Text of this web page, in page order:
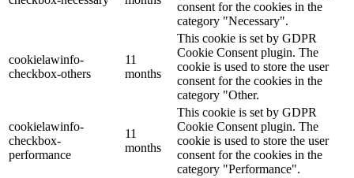
consent for the cookies in the
category "Necessary".
cookielawinfo-
checkbox-others
11
months
This cookie is set by GDPR
Cookie Consent plugin. The
cookie is used to store the user
consent for the cookies in the
category "Other.
cookielawinfo-
checkbox-
performance
11
months
This cookie is set by GDPR
Cookie Consent plugin. The
cookie is used to store the user
consent for the cookies in the
category "Performance".